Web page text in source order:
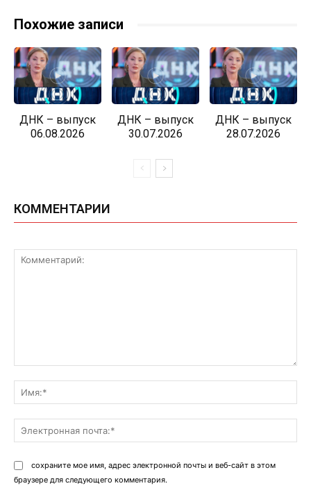
Похожие записи
ДНК – выпуск
06.08.2026
ДНК – выпуск
30.07.2026
ДНК – выпуск
28.07.2026
КОММЕНТАРИИ
сохраните мое имя, адрес электронной почты и веб-сайт в этом
браузере для следующего комментария.